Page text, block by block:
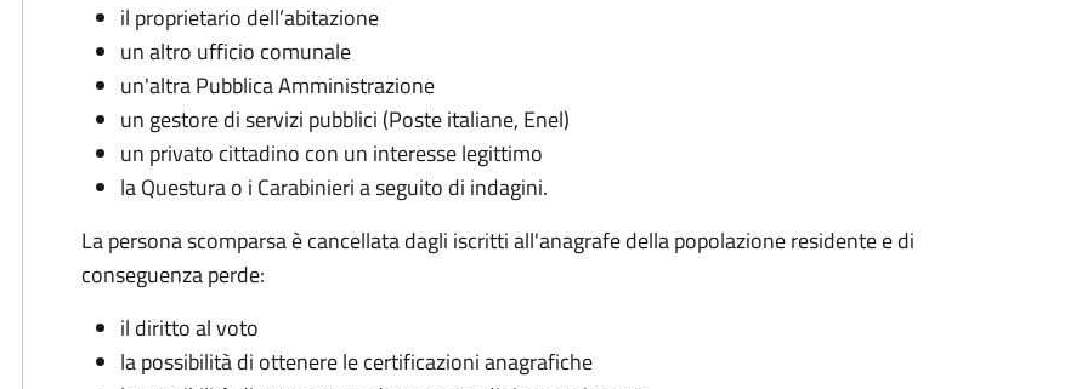
il proprietario dell’abitazione
un altro ufficio comunale
un'altra Pubblica Amministrazione
un gestore di servizi pubblici (Poste italiane, Enel)
un privato cittadino con un interesse legittimo
la Questura o i Carabinieri a seguito di indagini.
La persona scomparsa è cancellata dagli iscritti all'anagrafe della popolazione residente e di
conseguenza perde:
il diritto al voto
la possibilità di ottenere le certificazioni anagrafiche